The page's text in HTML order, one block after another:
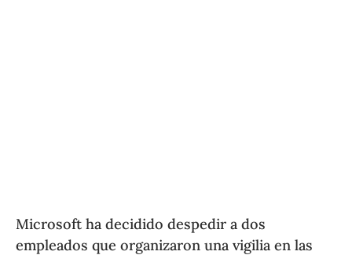
Microsoft ha decidido despedir a dos
empleados que organizaron una vigilia en las